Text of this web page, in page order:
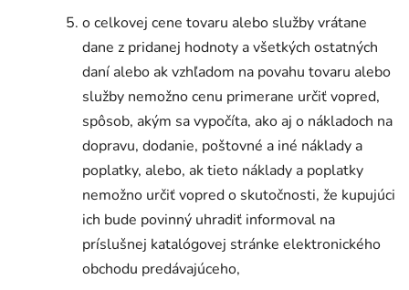
o celkovej cene tovaru alebo služby vrátane
dane z pridanej hodnoty a všetkých ostatných
daní alebo ak vzhľadom na povahu tovaru alebo
služby nemožno cenu primerane určiť vopred,
spôsob, akým sa vypočíta, ako aj o nákladoch na
dopravu, dodanie, poštovné a iné náklady a
poplatky, alebo, ak tieto náklady a poplatky
nemožno určiť vopred o skutočnosti, že kupujúci
ich bude povinný uhradiť informoval na
príslušnej katalógovej stránke elektronického
obchodu predávajúceho,